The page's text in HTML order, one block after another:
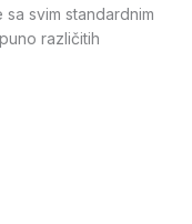
svim standardnim
različitih